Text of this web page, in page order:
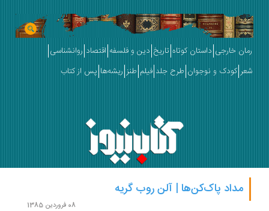
خارجی داستان کوتاه تاریخ دین و فلسفه اقتصاد روانشناسی
کودک و نوجوان طرح جلد فیلم طنز ریشه‌ها پس از کتاب
مداد پاک‌کن‌ها | آلن روب گریه